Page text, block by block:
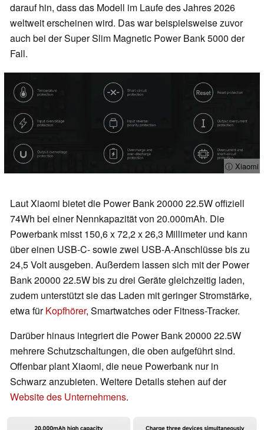
darauf hin, dass das Modell im Laufe des Jahres 2026
weltweit erscheinen wird. Das war beispielsweise zuvor
auch bei der Super Slim Magnetic Power Bank 5000 der
Fall.
ⓘ Xiaomi
Laut Xiaomi bietet die Power Bank 20000 22.5W offiziell
74Wh bei einer Nennkapazität von 20.000mAh. Die
Powerbank misst 150,6 x 72,2 x 26,3 Millimeter und kann
über einen USB-C- sowie zwei USB-A-Anschlüsse bis zu
24,5 Volt ausgeben. Außerdem lassen sich mit der Power
Bank 20000 22.5W bis zu drei Geräte gleichzeitig laden,
zudem unterstützt sie das Laden mit geringer Stromstärke,
etwa fürKopfhörer, Smartwatches oder Fitness-Tracker.
Darüber hinaus integriert die Power Bank 20000 22.5W
mehrere Schutzschaltungen, die oben aufgeführt sind.
Offenbar plant Xiaomi, die neue Powerbank nur in
Schwarz anzubieten. Weitere Details stehen auf der
Website des Unternehmens.